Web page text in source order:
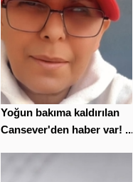
Yoğun bakıma kaldırılan
Cansever'den haber var! ...